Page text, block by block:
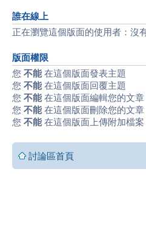
誰在線上
正在瀏覽這個版面的使用者：沒
版面權限
您 不能在這個版面發表主題
您 不能在這個版面回覆主題
您 不能在這個版面編輯您的文章
您 不能在這個版面刪除您的文章
您 不能在這個版面上傳附加檔案
討論區首頁